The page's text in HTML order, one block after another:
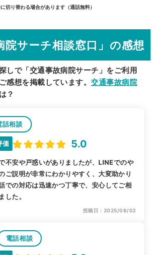
詳細条件で絞り込む
探す 院名から探す
切り替わる場合があります（通話無料）
院サーチ相談窓口」の感想
しで「交通事故病院サーチ」をご利用
感想を掲載しています。交通事故病院
？
話相談
価 5.0
不安や戸惑いがありましたが、LINEでのや
ご説明が非常にわかりやすく、大変助かり
での対応は迅速かつ丁寧で、安心してご相
した。
投稿日：2025/08/02
電話相談